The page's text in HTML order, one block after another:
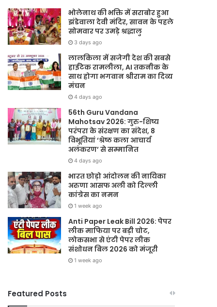
भोलेनाथ की भक्ति में सराबोर हुआ
झंडेवाला देवी मंदिर, सावन के पहले
सोमवार पर उमड़े श्रद्धालु
3 days ago
लालकिला में सजेगी देश की सबसे
हाईटेक रामलीला, AI तकनीक के
साथ होगा भगवान श्रीराम का दिव्य
मंचन
4 days ago
56th Guru Vandana
Mahotsav 2026: गुरु-शिष्य
परंपरा के संरक्षण का संदेश, 8
विभूतियां ‘श्रेष्ठ कला आचार्य
अलंकरण’ से सम्मानित
4 days ago
भारत छोड़ो आंदोलन की नायिका
अरुणा आसफ अली को दिल्ली
कांग्रेस का नमन
1 week ago
Anti Paper Leak Bill 2026: पेपर
लीक माफिया पर बड़ी चोट,
लोकसभा से एंटी पेपर लीक
संशोधन बिल 2026 को मंजूरी
1 week ago
Featured Posts